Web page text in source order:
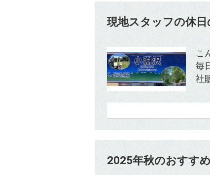
現地スタッフの休
こ
毎
社
2025年秋のおすす